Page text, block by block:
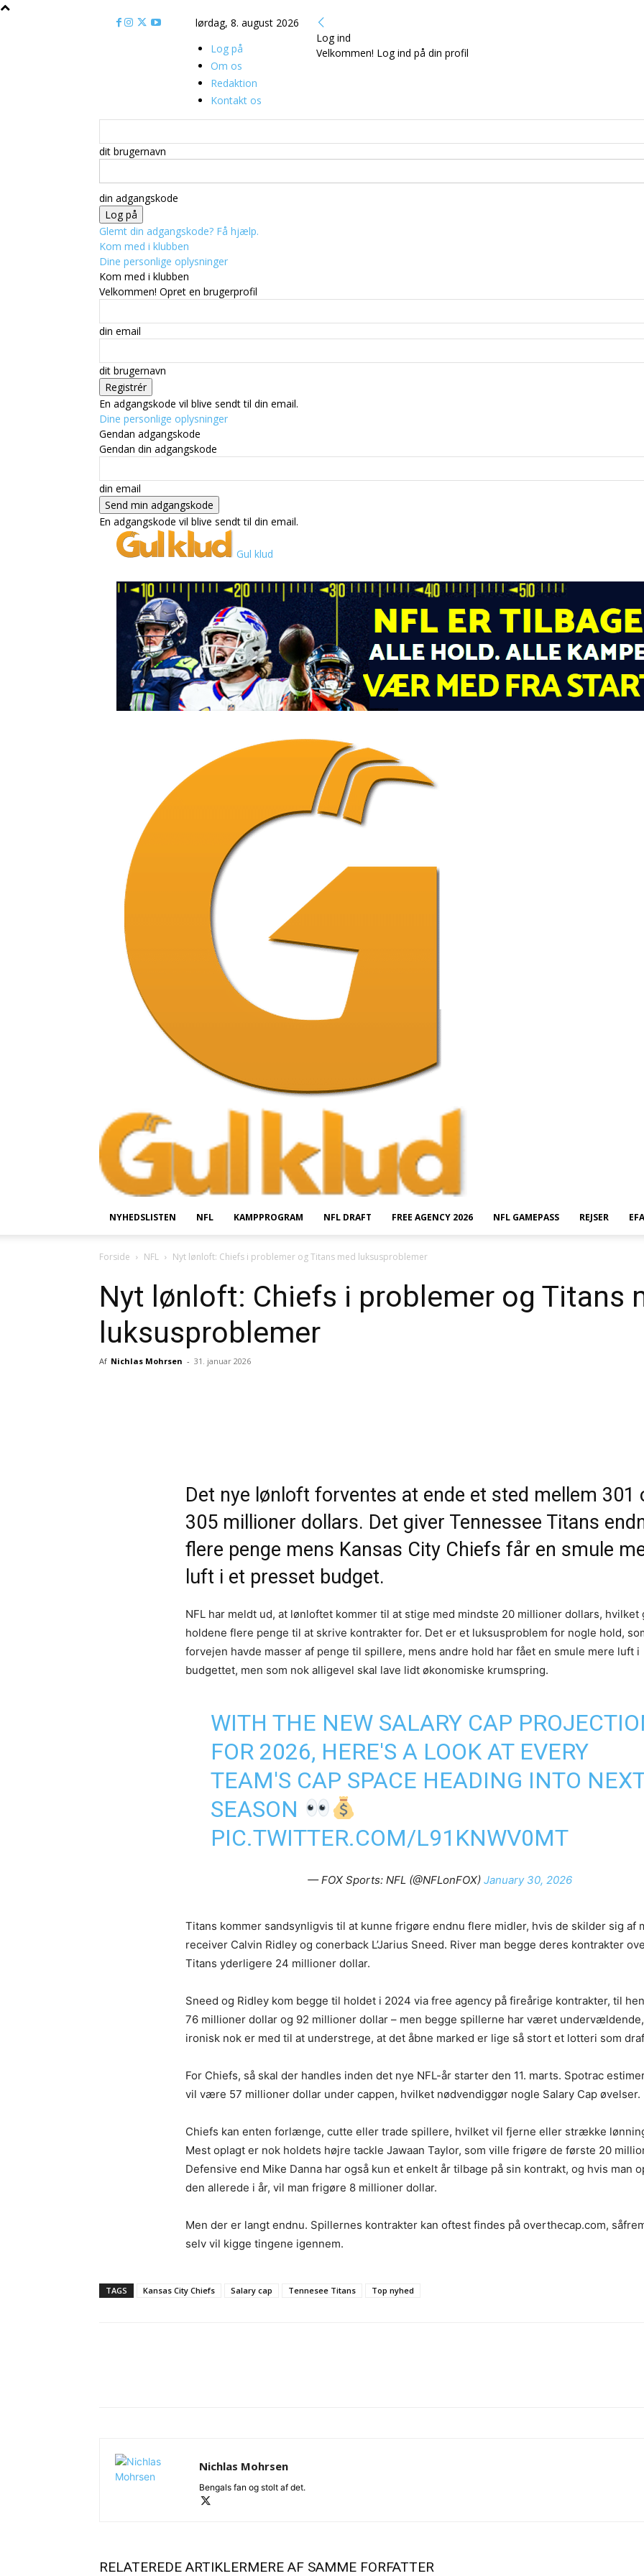
lørdag, 8. august 2026
Log på
Om os
Redaktion
Kontakt os
Log ind
Velkommen! Log ind på din profil
dit brugernavn
din adgangskode
Glemt din adgangskode? Få hjælp.
Kom med i klubben
Dine personlige oplysninger
Kom med i klubben
Velkommen! Opret en brugerprofil
din email
dit brugernavn
En adgangskode vil blive sendt til din email.
Dine personlige oplysninger
Gendan adgangskode
Gendan din adgangskode
din email
En adgangskode vil blive sendt til din email.
Gul klud
NYHEDSLISTEN NFL KAMPPROGRAM NFL DRAFT FREE AGENCY 2026 NFL GAMEPASS REJSER EFA
Forside NFL Nyt lønloft: Chiefs i problemer og Titans med luksusproblemer
Nyt lønloft: Chiefs i problemer og Titans
luksusproblemer
Af Nichlas Mohrsen - 31. januar 2026
Det nye lønloft forventes at ende et sted mellem 301
305 millioner dollars. Det giver Tennessee Titans
flere penge mens Kansas City Chiefs får en smule
luft i et presset budget.
NFL har meldt ud, at lønloftet kommer til at stige med mindste 20 millioner dollars, hvilket
holdene flere penge til at skrive kontrakter for. Det er et luksusproblem for nogle hold,
forvejen havde masser af penge til spillere, mens andre hold har fået en smule mere luft i
budgettet, men som nok alligevel skal lave lidt økonomiske krumspring.
WITH THE NEW SALARY CAP
FOR 2026, HERE'S A LOOK AT EVERY
TEAM'S CAP SPACE HEADING INTO
SEASON
PIC.TWITTER.COM/L91KNWV0MT
— FOX Sports: NFL (@NFLonFOX) January 30, 2026
Titans kommer sandsynligvis til at kunne frigøre endnu flere midler, hvis de skilder sig af
receiver Calvin Ridley og conerback L’Jarius Sneed. River man begge deres kontrakter
Titans yderligere 24 millioner dollar.
Sneed og Ridley kom begge til holdet i 2024 via free agency på fireårige kontrakter, til
76 millioner dollar og 92 millioner dollar – men begge spillerne har været
ironisk nok er med til at understrege, at det åbne marked er lige så stort et lotteri som
For Chiefs, så skal der handles inden det nye NFL-år starter den 11. marts. Spotrac
vil være 57 millioner dollar under cappen, hvilket nødvendiggør nogle Salary Cap øvelser.
Chiefs kan enten forlænge, cutte eller trade spillere, hvilket vil fjerne eller strække
Mest oplagt er nok holdets højre tackle Jawaan Taylor, som ville frigøre de første 20
Defensive end Mike Danna har også kun et enkelt år tilbage på sin kontrakt, og hvis man
den allerede i år, vil man frigøre 8 millioner dollar.
Men der er langt endnu. Spillernes kontrakter kan oftest findes på overthecap.com,
selv vil kigge tingene igennem.
TAGS Kansas City Chiefs Salary cap Tennesee Titans Top nyhed
Nichlas Mohrsen
Bengals fan og stolt af det.
RELATEREDE ARTIKLERMERE AF SAMME FORFATTER